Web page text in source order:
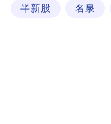
技
半新股 名泉